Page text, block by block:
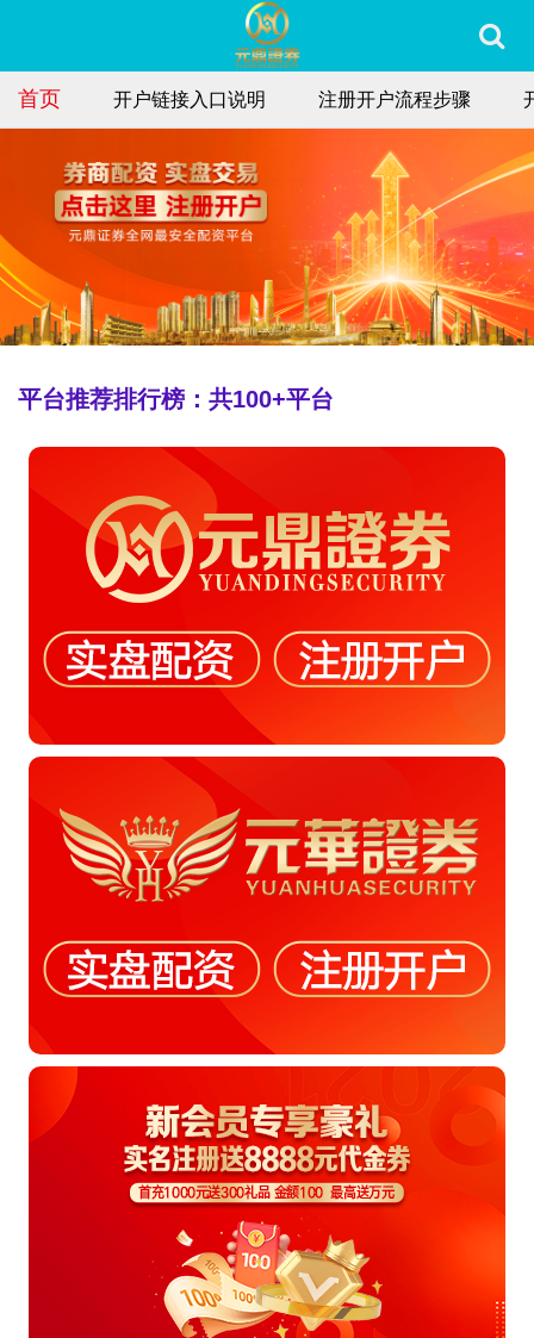
首页 开户链接入口说明 注册开户流程步骤
平台推荐排行榜 ：共100+平台